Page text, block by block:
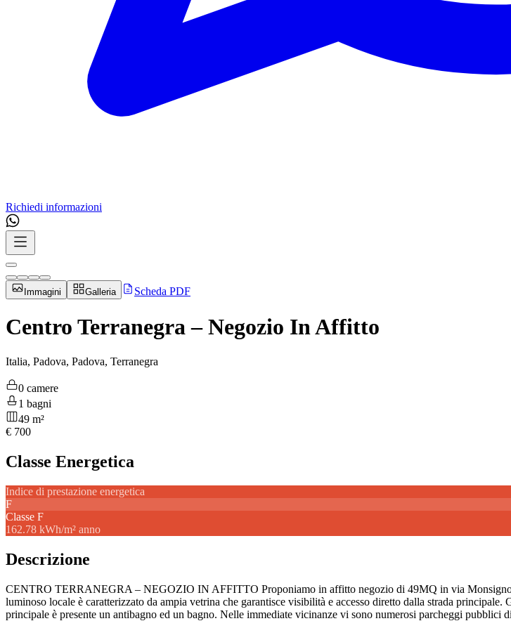
Richiedi informazioni
Immagini Galleria Scheda PDF
Centro Terranegra – Negozio In Affitto
Italia, Padova, Padova, Terranegra
0 camere
1 bagni
49 m²
€ 700
Classe Energetica
Indice di prestazione energetica
F
Classe F
162.78 kWh/m² anno
Descrizione
CENTRO TERRANEGRA – NEGOZIO IN AFFITTO Proponiamo in affitto negozio di 49MQ in via
luminoso locale è caratterizzato da ampia vetrina che garantisce visibilità e accesso diretto dalla strada
principale è presente un antibagno ed un bagno. Nelle immediate vicinanze vi sono numerosi parcheggi pubblici